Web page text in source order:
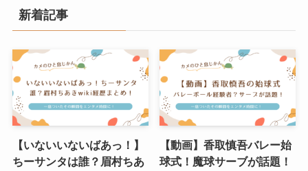
新着記事
【いないいないばあっ！】
ちーサンタは誰？眉村ちあ
【動画】香取慎吾バレー始
球式！魔球サーブが話題！